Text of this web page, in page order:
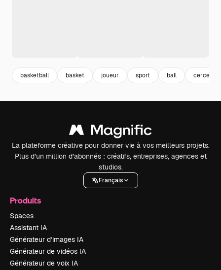
basketball basket joueur sport ball cerceau
La plateforme créative pour donner vie à vos meilleurs projets.
Plus d’un million d’abonnés : créatifs, entreprises, agences et
studios.
Français
Produits
Spaces
Assistant IA
Générateur d’images IA
Générateur de vidéos IA
Générateur de voix IA